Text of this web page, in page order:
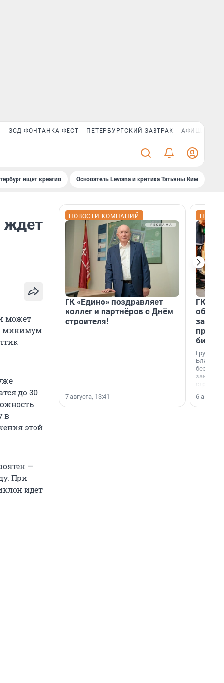
ЗСД ФОНТАНКА ФЕСТ ПЕТЕРБУРГСКИЙ ЗАВТРАК АФИША PLUS
ищет креатив Основатель Levrana и критика Татьяны Ким
ждет
может
минимум
до 30
в
этой
—
При
идет
НОВОСТИ КОМПАНИЙ
ГК «Едино» поздравляет
коллег и партнёров с Днём
строителя!
7 августа, 13:41
ГК
Группа
6